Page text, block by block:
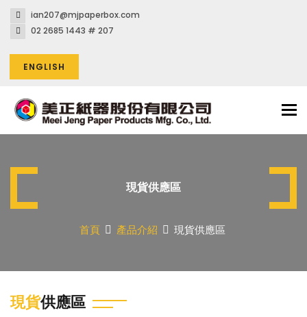
ian207@mjpaperbox.com
02 2685 1443 # 207
ENGLISH
現貨供應區
首頁 產品介紹 現貨供應區
現貨供應區